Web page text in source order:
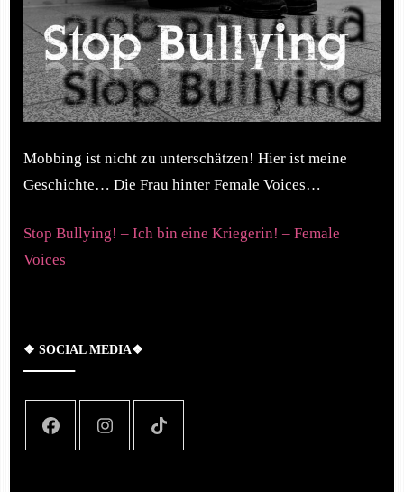
Mobbing ist nicht zu unterschätzen! Hier ist meine
Geschichte… Die Frau hinter Female Voices…
Stop Bullying! – Ich bin eine Kriegerin! – Female
Voices
❖ SOCIAL MEDIA❖